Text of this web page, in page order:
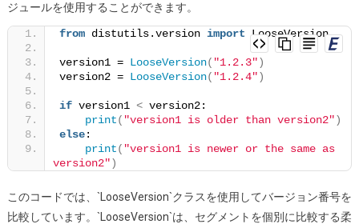
は？
ジュールを使用することができます。
from distutils.version import LooseVersion
version1 = LooseVersion( "1.2.3")
version2 = LooseVersion( "1.2.4")
if version1 < version2:
print( "version1 is older than version2")
else:
print( "version1 is newer or the same as
version2")
このコードでは、`LooseVersion`クラスを使用してバージョン番号を
比較しています。`LooseVersion`は、セグメントを個別に比較する柔